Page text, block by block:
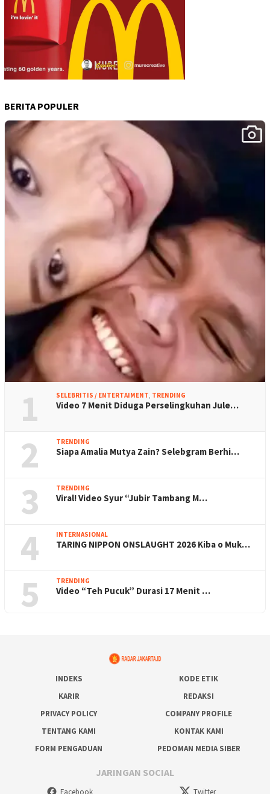
BERITA POPULER
1 SELEBRITIS / ENTERTAIMENT, TRENDING
Video 7 Menit Diduga Perselingkuhan Jule…
2 TRENDING
Siapa Amalia Mutya Zain? Selebgram Berhi…
3 TRENDING
Viral! Video Syur “Jubir Tambang M…
4 INTERNASIONAL
TARING NIPPON ONSLAUGHT 2026 Kiba o Muk…
5 TRENDING
Video “Teh Pucuk” Durasi 17 Menit …
INDEKS
KODE ETIK
KARIR
REDAKSI
PRIVACY POLICY
COMPANY PROFILE
TENTANG KAMI
KONTAK KAMI
FORM PENGADUAN
PEDOMAN MEDIA SIBER
JARINGAN SOCIAL